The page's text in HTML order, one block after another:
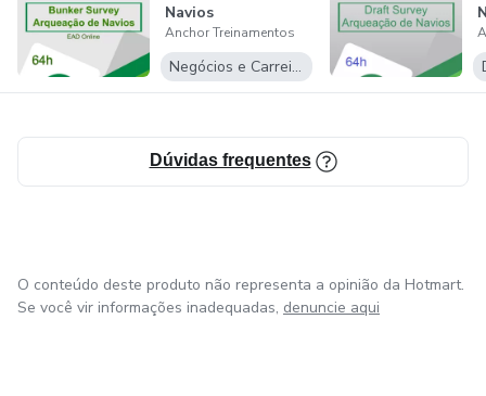
Navios
Anchor Treinamentos
Negócios e Carreira
Dúvidas frequentes
O conteúdo deste produto não representa a opinião da Hotmart.
Se você vir informações inadequadas, denuncie aqui